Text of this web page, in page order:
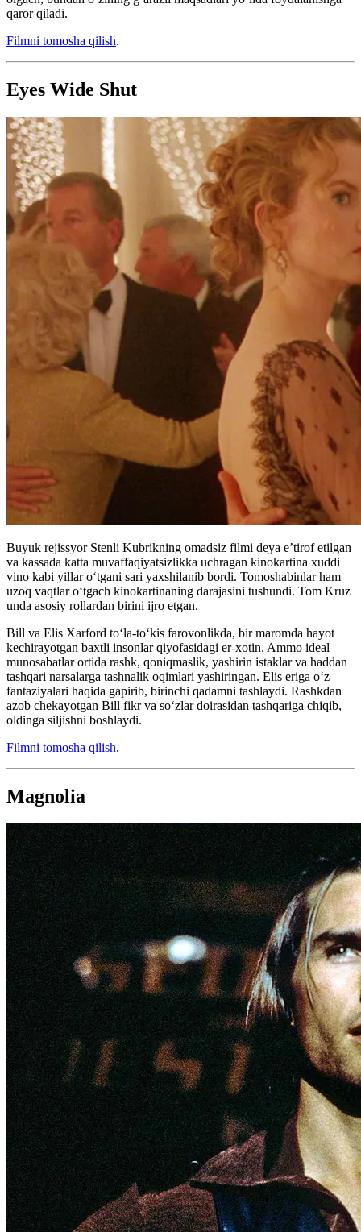
qaror qiladi.
Filmni tomosha qilish.
Eyes Wide Shut
Buyuk rejissyor Stenli Kubrikning omadsiz filmi deya e’tirof etilgan
va kassada katta muvaffaqiyatsizlikka uchragan kinokartina xuddi
vino kabi yillar oʻtgani sari yaxshilanib bordi. Tomoshabinlar ham
uzoq vaqtlar oʻtgach kinokartinaning darajasini tushundi. Tom Kruz
unda asosiy rollardan birini ijro etgan.
Bill va Elis Xarford to‘la-to‘kis farovonlikda, bir maromda hayot
kechirayotgan baxtli insonlar qiyofasidagi er-xotin. Ammo ideal
munosabatlar ortida rashk, qoniqmaslik, yashirin istaklar va haddan
tashqari narsalarga tashnalik oqimlari yashiringan. Elis eriga o‘z
fantaziyalari haqida gapirib, birinchi qadamni tashlaydi. Rashkdan
azob chekayotgan Bill fikr va so‘zlar doirasidan tashqariga chiqib,
oldinga siljishni boshlaydi.
Filmni tomosha qilish.
Magnolia